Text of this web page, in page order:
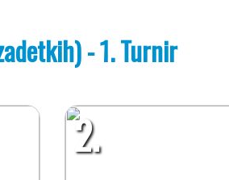
- 1. Turnir
2.